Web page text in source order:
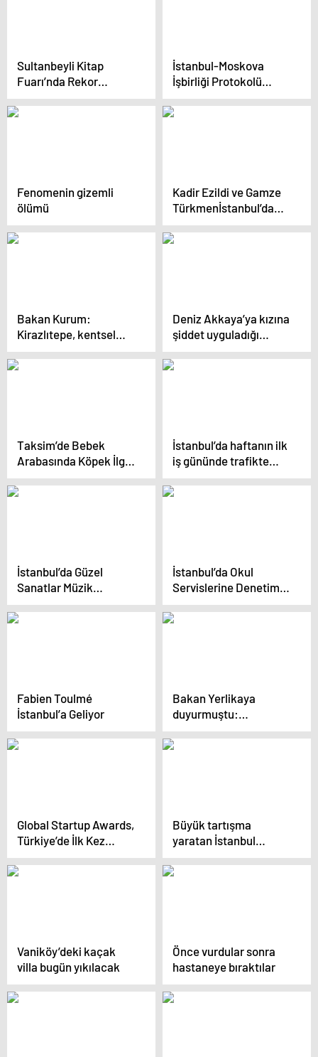
Sultanbeyli Kitap
Fuarı’nda Rekor
Katılım
İstanbul-Moskova
İşbirliği Protokolü
İmzalandı
Fenomenin gizemli
ölümü
Kadir Ezildi ve Gamze
Türkmenİstanbul’da
nişanlandı! İşte Kadir
Ezildi ve Gamze
Bakan Kurum:
Kirazlıtepe, kentsel
dönüşümün en güzel
örneklerinden biri oldu
Deniz Akkaya’ya kızına
şiddet uyguladığı
iddiasıyla 4 ay 27 gün
hapis cezası
Taksim’de Bebek
Arabasında Köpek İlgi
Odağı Oldu
İstanbul’da haftanın ilk
iş gününde trafikte
yoğunluk yaşanıyor
İstanbul’da Güzel
Sanatlar Müzik
Ortaokulu Açıldı
İstanbul’da Okul
Servislerine Denetim:
Kurallara Uymayanlara
Cezai İşlem
Fabien Toulmé
İstanbul’a Geliyor
Bakan Yerlikaya
duyurmuştu:
Bahçelievler’deki
hastane saldırısı ile
Global Startup Awards,
Türkiye’de İlk Kez
Düzenlenecek
Büyük tartışma
yaratan İstanbul
Boğazı’ndaki kaçak
villanın yıkımına
Vaniköy’deki kaçak
villa bugün yıkılacak
Önce vurdular sonra
hastaneye bıraktılar